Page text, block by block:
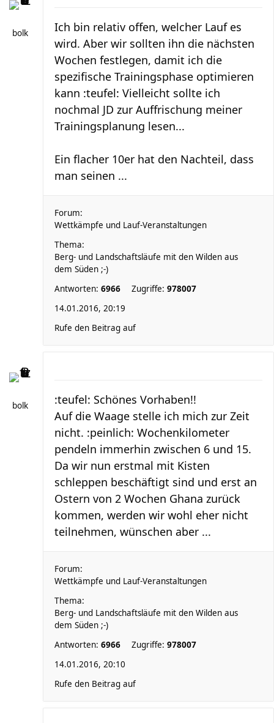
bolk
Ich bin relativ offen, welcher Lauf es
wird. Aber wir sollten ihn die nächsten
Wochen festlegen, damit ich die
spezifische Trainingsphase optimieren
kann :teufel: Vielleicht sollte ich
nochmal JD zur Auffrischung meiner
Trainingsplanung lesen...
Ein flacher 10er hat den Nachteil, dass
man seinen ...
Forum:
Wettkämpfe und Lauf-Veranstaltungen
Thema:
Berg- und Landschaftsläufe mit den Wilden aus
dem Süden ;-)
Antworten: 6966 Zugriffe: 978007
14.01.2016, 20:19
Rufe den Beitrag auf
bolk
:teufel: Schönes Vorhaben!!
Auf die Waage stelle ich mich zur Zeit
nicht. :peinlich: Wochenkilometer
pendeln immerhin zwischen 6 und 15.
Da wir nun erstmal mit Kisten
schleppen beschäftigt sind und erst an
Ostern von 2 Wochen Ghana zurück
kommen, werden wir wohl eher nicht
teilnehmen, wünschen aber ...
Forum:
Wettkämpfe und Lauf-Veranstaltungen
Thema:
Berg- und Landschaftsläufe mit den Wilden aus
dem Süden ;-)
Antworten: 6966 Zugriffe: 978007
14.01.2016, 20:10
Rufe den Beitrag auf